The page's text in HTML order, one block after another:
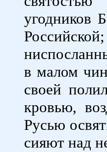
угодников
в малом
своей
кровью,
Русью
сияют над